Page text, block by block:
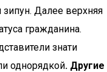
Далее верхняя
гражданина.
знати
однорядкой. Другие